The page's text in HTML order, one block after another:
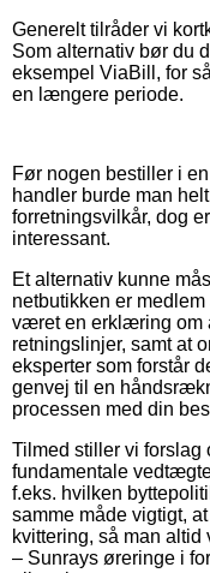
Generelt tilråder vi
Som alternativ bør du
eksempel ViaBill, for
en længere periode.
Før nogen bestiller i
handler burde man
forretningsvilkår, dog
interessant.
Et alternativ kunne
netbutikken er
været en erklæring om
retningslinjer, samt at
eksperter som forstår
genvej til en
processen med din
Tilmed stiller vi forslag
fundamentale
f.eks. hvilken
samme måde vigtigt,
kvittering, så man altid
– Sunrays øreringe i